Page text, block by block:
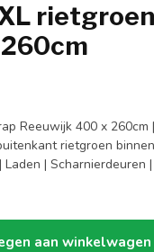
Reeuwijk 400 x 260cm
rietgroen
| Scharnierdeuren
aan winkelwagen